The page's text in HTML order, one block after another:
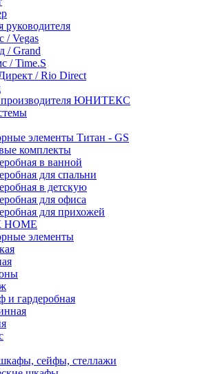
руководителя
/ Vegas
/ Grand
/ Time.S
/ Rio Direct
производителя ЮНИТЕКС
элементы Титан - GS
комплекты
в ванной
для спальни
в детскую
для офиса
для прихожей
элементы
и гардеробная
сейфы, стеллажи